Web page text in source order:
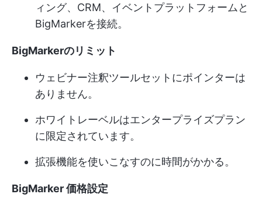
ィング、CRM、イベントプラットフォームと
BigMarkerを接続。
BigMarkerのリミット
ウェビナー注釈ツールセットにポインターは
ありません。
ホワイトレーベルはエンタープライズプラン
に限定されています。
拡張機能を使いこなすのに時間がかかる。
BigMarker価格設定